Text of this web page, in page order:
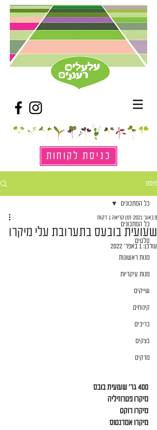
כניסת לקוחות
פוסט
כל המתכונים
סלטים
מנות ראשונות
מנות עיקריות
שייקים
קינוחים
כריכים
בצקים
מרקים
כל המתכונים
שעועית בובעס בתערובת עלי מיקרו
9 באוג׳ 2021 זמן קריאה 1 דקות
עודכן: 1 באפר׳ 2022
400 גר׳ שעועית בובס
מיקרו פטרוזיליה
מיקרו רוקט
מיקרו אמרנטוס